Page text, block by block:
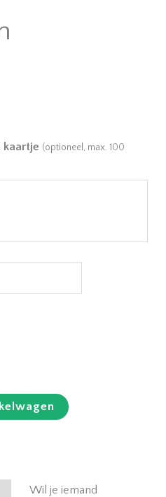
kaartje (optioneel, max. 100
Wil je iemand